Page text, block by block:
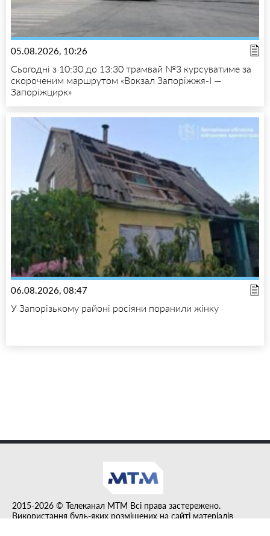
05.08.2026, 10:26
Сьогодні з 10:30 до 13:30 трамвай №3 курсуватиме за
скороченим маршрутом «Вокзал Запоріжжя-I —
Запоріжцирк»
06.08.2026, 08:47
У Запорізькому районі росіяни поранили жінку
2015-2026 © Телеканал MTM Всі права застережено.
Використання будь-яких розміщених на сайті матеріалів